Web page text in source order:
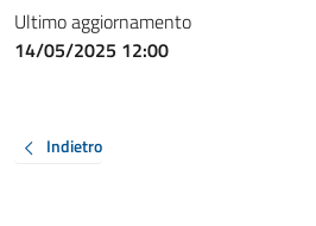
Ultimo aggiornamento
14/05/2025 12:00
Indietro